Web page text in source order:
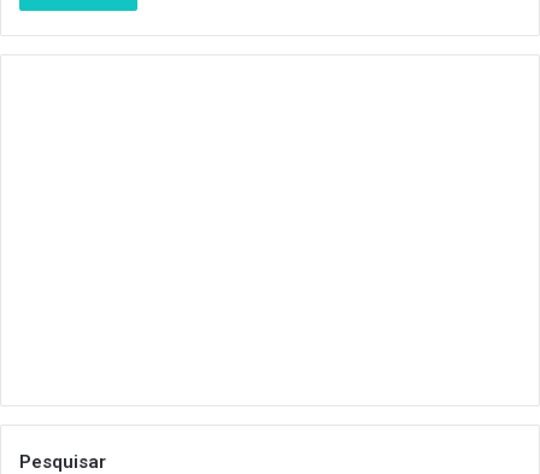
Pesquisar